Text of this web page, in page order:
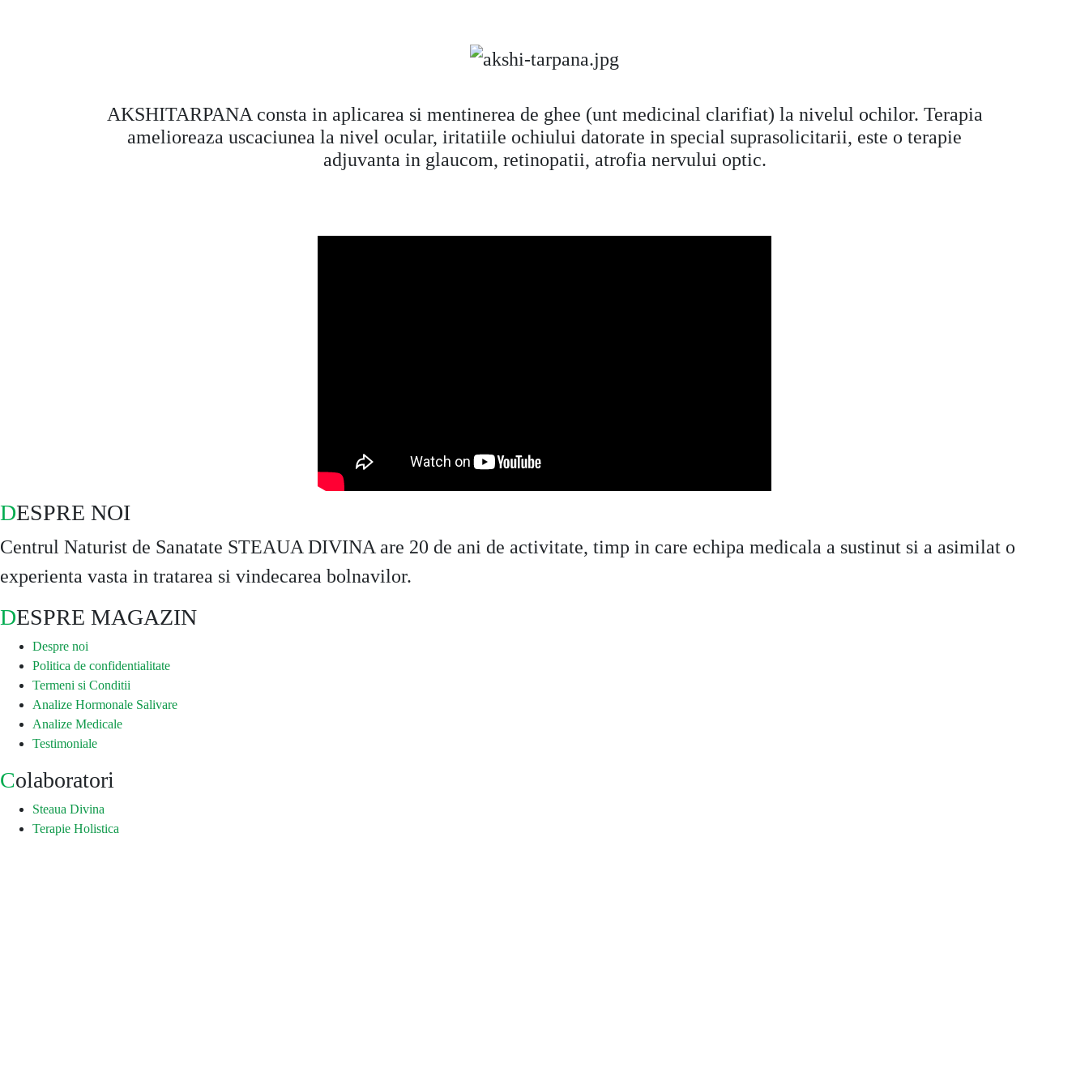
AKSHITARPANA consta in aplicarea si mentinerea de ghee (unt medicinal clarifiat) la nivelul ochilor. Terapia
amelioreaza uscaciunea la nivel ocular, iritatiile ochiului datorate in special suprasolicitarii, este o terapie
adjuvanta in glaucom, retinopatii, atrofia nervului optic.
DESPRE NOI
Centrul Naturist de Sanatate STEAUA DIVINA are 20 de ani de activitate, timp in care echipa medicala a sustinut si a asimilat o
experienta vasta in tratarea si vindecarea bolnavilor.
DESPRE MAGAZIN
Despre noi
Politica de confidentialitate
Termeni si Conditii
Analize Hormonale Salivare
Analize Medicale
Testimoniale
Colaboratori
Steaua Divina
Terapie Holistica